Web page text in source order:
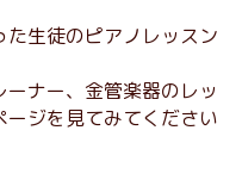
生徒のピアノレッスン
ナー、金管楽器のレッ
ジを見てみてください